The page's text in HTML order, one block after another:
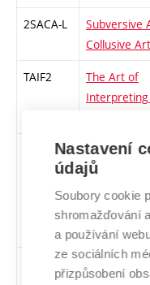
2SACA-L
Subversive
Collusive Art
TAIF2
The Art of
Interpreting
TPTCHP
Traditional
printmaking
techniques:
context –
– practice
Umění –
Nastavení
údajů
Soubory cookie
shromažďování
a používání
ze sociálních
přizpůsobení